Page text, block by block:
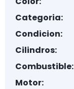
Categoria:
Condicion:
Cilindros:
Combustible:
Motor: